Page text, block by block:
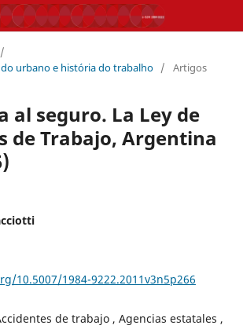
/
urbano e história do trabalho / Artigos
al seguro. La Ley de
de Trabajo, Argentina
10.5007/1984-9222.2011v3n5p266
de trabajo , Agencias estatales ,